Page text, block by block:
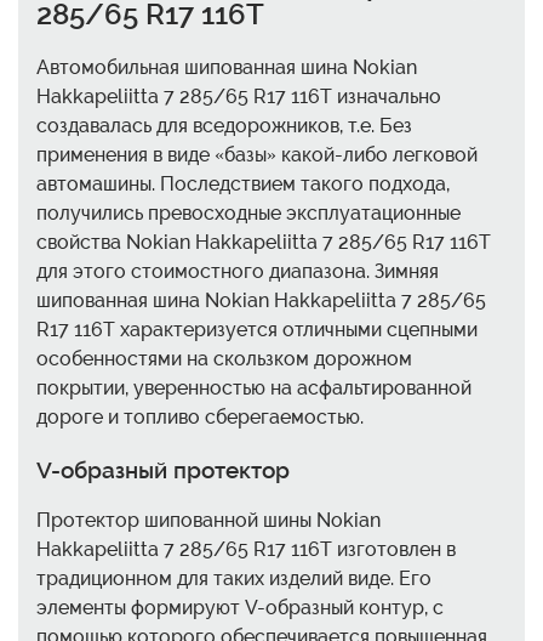
285/65 R17 116T
Автомобильная шипованная шина Nokian
Hakkapeliitta 7 285/65 R17 116T изначально
создавалась для вседорожников, т.е. Без
применения в виде «базы» какой-либо легковой
автомашины. Последствием такого подхода,
получились превосходные эксплуатационные
свойства Nokian Hakkapeliitta 7 285/65 R17 116T
для этого стоимостного диапазона. Зимняя
шипованная шина Nokian Hakkapeliitta 7 285/65
R17 116T характеризуется отличными сцепными
особенностями на скользком дорожном
покрытии, уверенностью на асфальтированной
дороге и топливо сберегаемостью.
V-образный протектор
Протектор шипованной шины Nokian
Hakkapeliitta 7 285/65 R17 116T изготовлен в
традиционном для таких изделий виде. Его
элементы формируют V-образный контур, с